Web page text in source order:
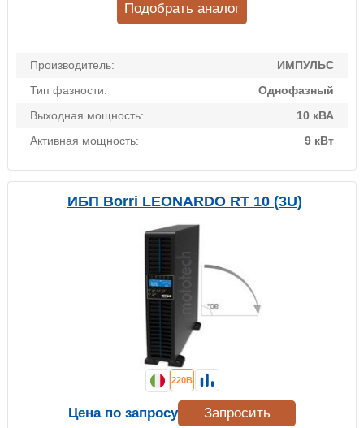
Производитель:
ИМПУЛЬС
Тип фазности:
Однофазный
Выходная мощность:
10 кВА
Активная мощность:
9 кВт
Подобрать аналог
ИБП Borri LEONARDO RT 10 (3U)
220В
Цена по запросу Запросить